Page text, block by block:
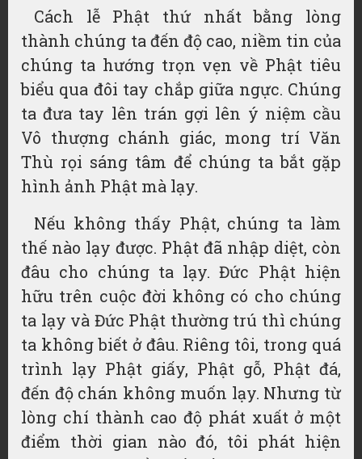
Cách lễ Phật thứ nhất bằng lòng
thành chúng ta đến độ cao, niềm tin của
chúng ta hướng trọn vẹn về Phật tiêu
biểu qua đôi tay chắp giữa ngực. Chúng
ta đưa tay lên trán gợi lên ý niệm cầu
Vô thượng chánh giác, mong trí Văn
Thù rọi sáng tâm để chúng ta bắt gặp
hình ảnh Phật mà lạy.
Nếu không thấy Phật, chúng ta làm
thế nào lạy được. Phật đã nhập diệt, còn
đâu cho chúng ta lạy. Đức Phật hiện
hữu trên cuộc đời không có cho chúng
ta lạy và Đức Phật thường trú thì chúng
ta không biết ở đâu. Riêng tôi, trong quá
trình lạy Phật giấy, Phật gỗ, Phật đá,
đến độ chán không muốn lạy. Nhưng từ
lòng chí thành cao độ phát xuất ở một
điểm thời gian nào đó, tôi phát hiện